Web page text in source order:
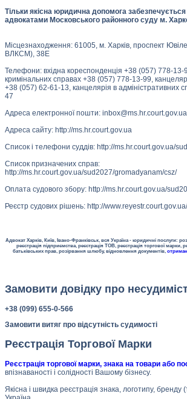
Тільки якісна юридична допомога
адвокатами Московського районного суду м.
Місцезнаходження: 61005, м. Харків, проспект
ВЛКСМ), 38Е
Телефони: вхідна кореспонденція +38 (057) 778-13-
кримінальних справах +38 (057) 778-13-99,
+38 (057) 62-61-13, канцелярія в адміністративних
47
Адреса електронної пошти: inbox@ms.hr.court.gov.ua
Адреса сайту: http://ms.hr.court.gov.ua
Список і телефони суддів: http://ms.hr.court.gov.ua/
Список призначених справ:
http://ms.hr.court.gov.ua/sud2027/gromadyanam/csz/
Оплата судового збору: http://ms.hr.court.gov.ua/
Реєстр судових рішень: http://www.reyestr.court.gov.ua/
Адвокат Харків, Київ, Івано-Франківськ, вся Україна - юридичні послуги:
реєстрація підприємства, реєстрація ТОВ, реєстрація торгової марки,
батьківських прав, розірвання шлюбу, відновлення документів,
Замовити довідку про
+38 (099) 655-0-566
Замовити витяг про відсутність судимості
Реєстрація Торгової Марки
Реєстрація торгової марки, знака на товари або
впізнаваності і солідності Вашому бізнесу.
Якісна і швидка реєстрація знака, логотипу, бренду